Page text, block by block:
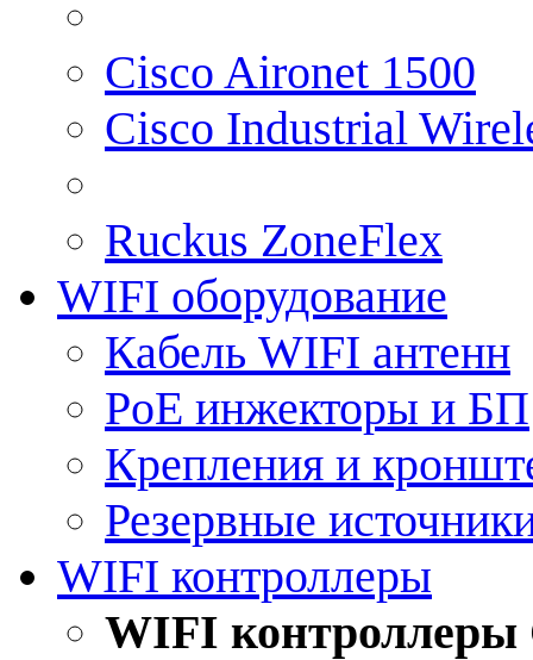
Cisco Aironet 1500
Cisco Industrial
Ruckus ZoneFlex
WIFI оборудование
Кабель WIFI антенн
PoE инжекторы и БП
Крепления и
Резервные
WIFI контроллеры
WIFI контроллеры